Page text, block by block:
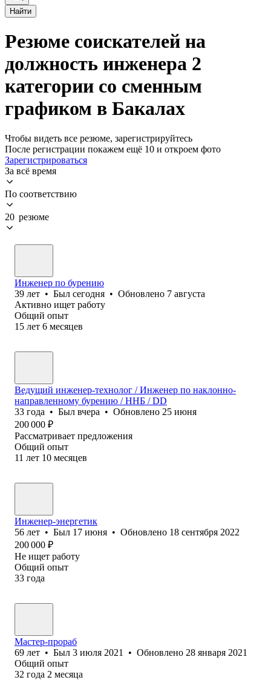
Найти
Резюме соискателей на
должность инженера 2
категории со сменным
графиком в Бакалах
Чтобы видеть все резюме, зарегистрируйтесь
После регистрации покажем ещё 10 и откроем фото
Зарегистрироваться
За всё время
По соответствию
20 резюме
Инженер по бурению
39 лет • Был сегодня • Обновлено 7 августа
Активно ищет работу
Общий опыт
15 лет 6 месяцев
Ведущий инженер-технолог / Инженер по наклонно-
направленному бурению / ННБ / DD
33 года • Был вчера • Обновлено 25 июня
200 000 ₽
Рассматривает предложения
Общий опыт
11 лет 10 месяцев
Инженер-энергетик
56 лет • Был 17 июня • Обновлено 18 сентября 2022
200 000 ₽
Не ищет работу
Общий опыт
33 года
Мастер-прораб
69 лет • Был 3 июля 2021 • Обновлено 28 января 2021
Общий опыт
32 года 2 месяца